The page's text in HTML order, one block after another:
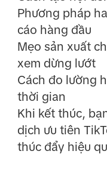
Phương pháp
cáo hàng đầu
Mẹo sản xuất
xem dừng lướt
Cách đo lường
thời gian
Khi kết thúc,
dịch ưu tiên
thúc đẩy hiệu